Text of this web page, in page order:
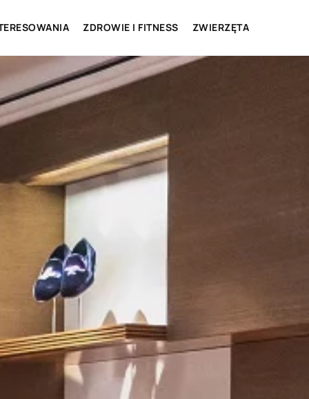
ZDROWIE I FITNESS ZWIERZĘTA